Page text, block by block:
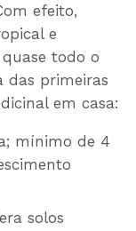
efeito,
e
todo o
das primeiras
em casa:
mínimo de 4
solos